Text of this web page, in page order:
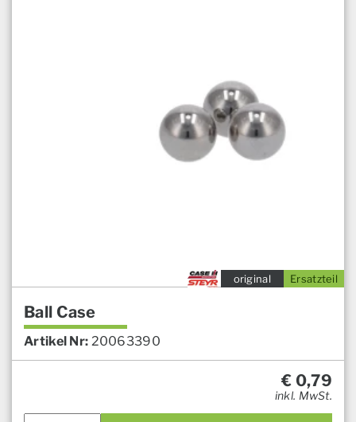
Ersatzteil
original
Ball Case
Artikel Nr: 20063390
€ 0,79
inkl. MwSt.